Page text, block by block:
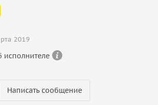
2019
Написать сообщение